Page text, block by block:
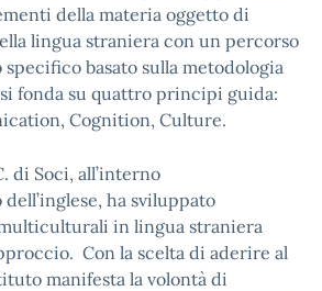
della materia oggetto di
lingua straniera con un percorso
basato sulla metodologia
fonda su quattro principi guida:
Cognition, Culture.
di Soci, all’interno
ha sviluppato
in lingua straniera
Con la scelta di aderire al
manifesta la volontà di